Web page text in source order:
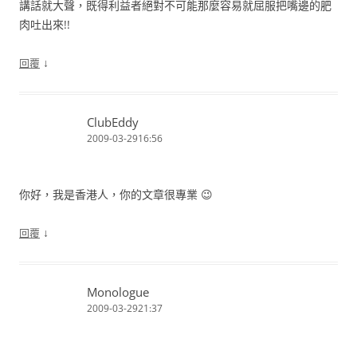
講話就大聲，既得利益者絕對不可能那麼容易就屈服把嘴邊的肥
肉吐出來!!
回覆 ↓
ClubEddy
2009-03-2916:56
你好，我是香港人，你的文章很專業 😉
回覆 ↓
Monologue
2009-03-2921:37